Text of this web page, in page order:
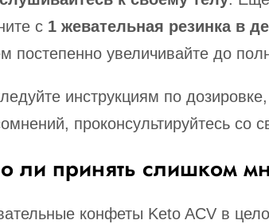
с 1 жевательная резинка в
постепенно увеличивайте до
инструкциям по
проконсультируйтесь со
ли принять слишком
конфеты Keto ACV в